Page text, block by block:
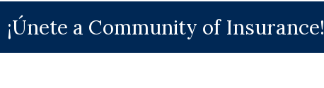
¡Únete a Community of Insurance!